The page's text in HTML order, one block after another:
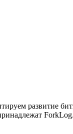
развитие